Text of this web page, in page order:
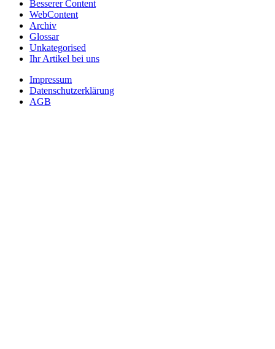
Besserer Content
WebContent
Archiv
Glossar
Unkategorised
Ihr Artikel bei uns
Impressum
Datenschutzerklärung
AGB